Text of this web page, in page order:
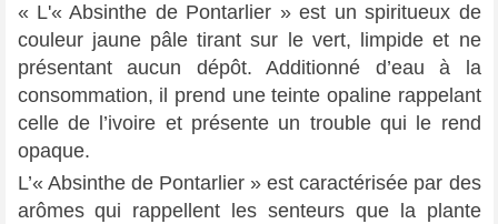
« L'« Absinthe de Pontarlier » est un spiritueux de
couleur jaune pâle tirant sur le vert, limpide et ne
présentant aucun dépôt. Additionné d’eau à la
consommation, il prend une teinte opaline rappelant
celle de l’ivoire et présente un trouble qui le rend
opaque.
L’« Absinthe de Pontarlier » est caractérisée par des
arômes qui rappellent les senteurs que la plante